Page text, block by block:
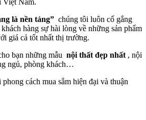
Việt Nam.
là nền tảng” chúng tôi luôn cố gắng
hàng sự hài lòng về những sản phẩm
giá cả tốt nhất thị trường.
bạn những mẫu nội thất đẹp nhất , nội
ngủ, phòng khách…
phong cách mua sắm hiện đại và thuận